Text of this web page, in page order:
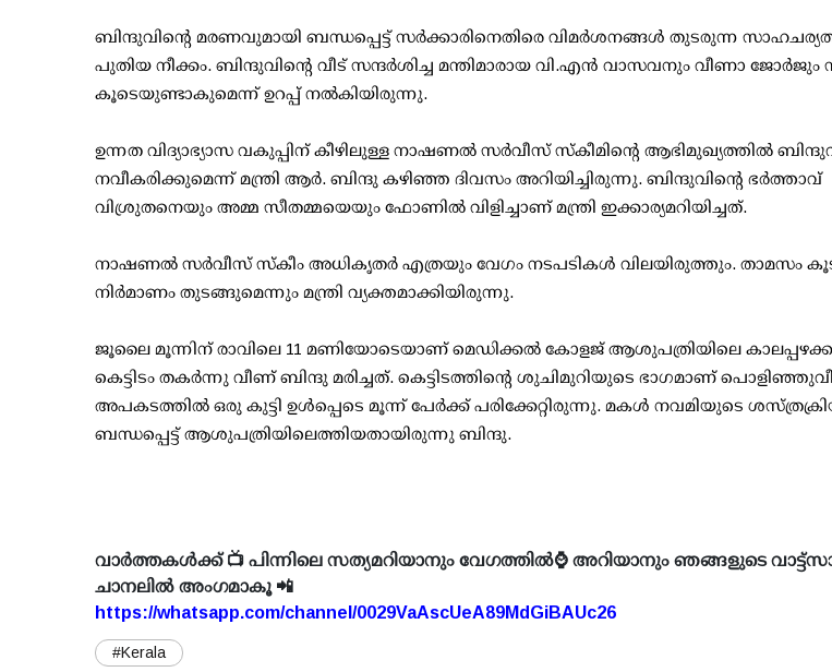
ബിന്ദുവിന്റെ മരണവുമായി ബന്ധപ്പെട്ട് സര്‍ക്കാരിനെതിരെ വിമര്‍ശനങ്ങള്‍ തുടരുന്ന
പുതിയ നീക്കം. ബിന്ദുവിന്റെ വീട് സന്ദര്‍ശിച്ച മന്തിമാരായ വി.എന്‍ വാസവനും വീണാ ജോര്‍ജും
കൂടെയുണ്ടാകുമെന്ന് ഉറപ്പ് നല്‍കിയിരുന്നു.
ഉന്നത വിദ്യാഭ്യാസ വകുപ്പിന് കീഴിലുള്ള നാഷണല്‍ സര്‍വീസ് സ്‌കീമിന്റെ ആഭിമുഖ്യത്തില്‍
നവീകരിക്കുമെന്ന് മന്ത്രി ആര്‍. ബിന്ദു കഴിഞ്ഞ ദിവസം അറിയിച്ചിരുന്നു. ബിന്ദുവിന്റെ ഭര്‍ത്താവ്
വിശ്രുതനെയും അമ്മ സീതമ്മയെയും ഫോണില്‍ വിളിച്ചാണ് മന്ത്രി ഇക്കാര്യമറിയിച്ചത്.
നാഷണല്‍ സര്‍വീസ് സ്‌കീം അധികൃതര്‍ എത്രയും വേഗം നടപടികള്‍ വിലയിരുത്തും. താമസം
നിര്‍മാണം തുടങ്ങുമെന്നും മന്ത്രി വ്യക്തമാക്കിയിരുന്നു.
ജൂലൈ മൂന്നിന് രാവിലെ 11 മണിയോടെയാണ് മെഡിക്കല്‍ കോളജ് ആശുപത്രിയിലെ
കെട്ടിടം തകര്‍ന്നു വീണ് ബിന്ദു മരിച്ചത്. കെട്ടിടത്തിന്റെ ശുചിമുറിയുടെ ഭാഗമാണ്
അപകടത്തില്‍ ഒരു കുട്ടി ഉള്‍പ്പെടെ മൂന്ന് പേര്‍ക്ക് പരിക്കേറ്റിരുന്നു. മകള്‍ നവമിയുടെ
ബന്ധപ്പെട്ട് ആശുപത്രിയിലെത്തിയതായിരുന്നു ബിന്ദു.
വാർത്തകൾക്ക് 📺 പിന്നിലെ സത്യമറിയാനും വേഗത്തിൽ⌚ അറിയാനും ഞങ്ങളുടെ
ചാനലിൽ അംഗമാകൂ 📲
https://whatsapp.com/channel/0029VaAscUeA89MdGiBAUc26
#Kerala